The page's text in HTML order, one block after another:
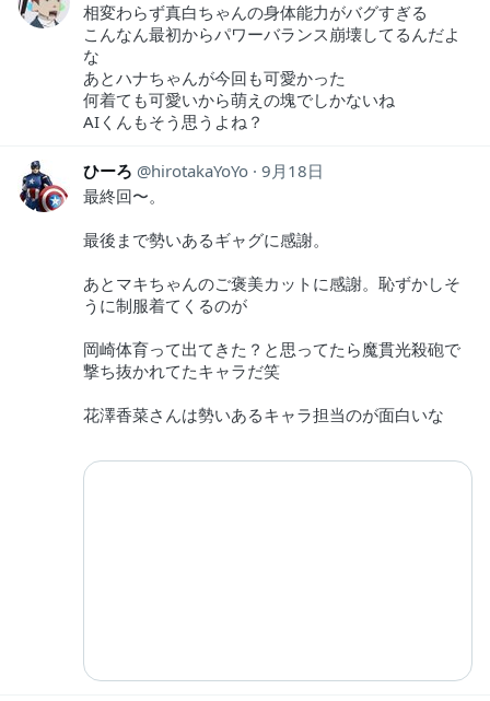
相変わらず真白ちゃんの身体能力がバグすぎる
こんなん最初からパワーバランス崩壊してるんだよ
な
あとハナちゃんが今回も可愛かった
何着ても可愛いから萌えの塊でしかないね
AIくんもそう思うよね？
ひーろ hirotakaYoYo 9月18日
最終回〜。
最後まで勢いあるギャグに感謝。
あとマキちゃんのご褒美カットに感謝。恥ずかしそ
うに制服着てくるのが
岡崎体育って出てきた？と思ってたら魔貫光殺砲で
撃ち抜かれてたキャラだ笑
花澤香菜さんは勢いあるキャラ担当のが面白いな